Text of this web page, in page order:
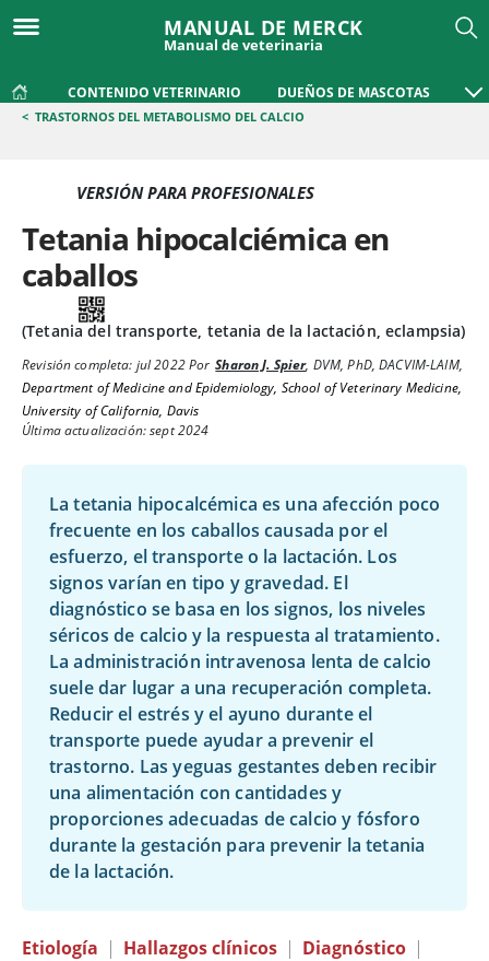
MANUAL DE MERCK
Manual de veterinaria
CONTENIDO VETERINARIO DUEÑOS DE MASCOTAS
< TRASTORNOS DEL METABOLISMO DEL CALCIO
VERSIÓN PARA PROFESIONALES
Tetania hipocalciémica en
caballos
(Tetania del transporte, tetania de la lactación, eclampsia)
Revisión completa: jul 2022Por Sharon J. Spier, DVM, PhD, DACVIM-LAIM,
Department of Medicine and Epidemiology, School of Veterinary Medicine,
University of California, Davis
Última actualización: sept 2024
La tetania hipocalcémica es una afección poco
frecuente en los caballos causada por el
esfuerzo, el transporte o la lactación. Los
signos varían en tipo y gravedad. El
diagnóstico se basa en los signos, los niveles
séricos de calcio y la respuesta al tratamiento.
La administración intravenosa lenta de calcio
suele dar lugar a una recuperación completa.
Reducir el estrés y el ayuno durante el
transporte puede ayudar a prevenir el
trastorno. Las yeguas gestantes deben recibir
una alimentación con cantidades y
proporciones adecuadas de calcio y fósforo
durante la gestación para prevenir la tetania
de la lactación.
Etiología | Hallazgos clínicos | Diagnóstico |